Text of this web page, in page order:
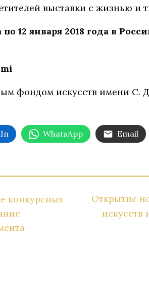
выставки с жизнью и
по 12 января 2018 года в
фондом искусств имени С.
WhatsApp Email
конкурсных
Открытие
искусств